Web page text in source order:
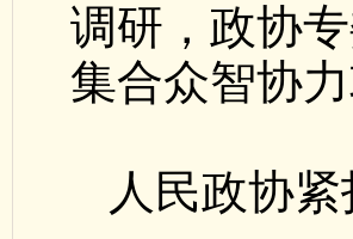
调研，政协
集合众智协力
人民政协